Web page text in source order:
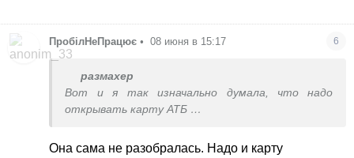
ПробілНеПрацює • 08 июня в 15:17 6
размахер
Вот и я так изначально думала, что надо
открывать карту АТБ
Она сама не разобралась. Надо и карту